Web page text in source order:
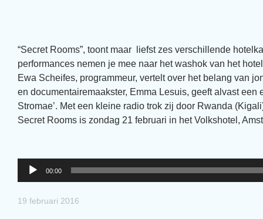
“Secret Rooms”, toont maar liefst zes verschillende
performances nemen je mee naar het washok van het
Ewa Scheifes, programmeur, vertelt over het belang van
en documentairemaakster, Emma Lesuis, geeft alvast
Stromae’. Met een kleine radio trok zij door Rwanda
Secret Rooms is zondag 21 februari in het Volkshotel,
Audiospeler
00:00
19 februari 2016